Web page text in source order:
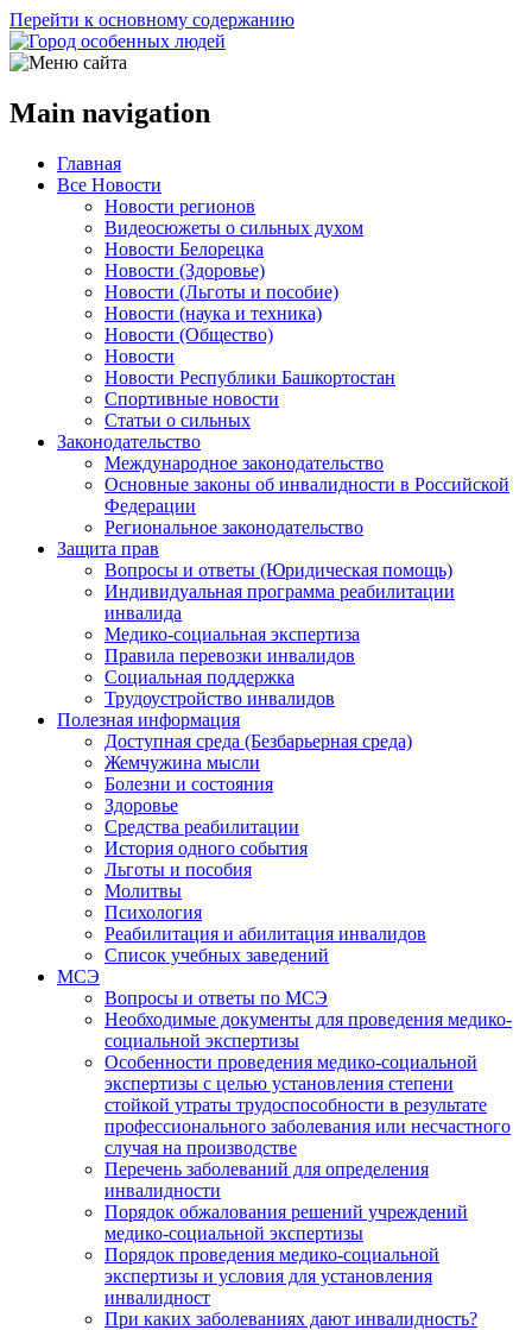
Перейти к основному содержанию
Main navigation
Главная
Все Новости
Новости регионов
Видеосюжеты о сильных духом
Новости Белорецка
Новости (Здоровье)
Новости (Льготы и пособие)
Новости (наука и техника)
Новости (Общество)
Новости
Новости Республики Башкортостан
Спортивные новости
Статьи о сильных
Законодательство
Международное законодательство
Основные законы об инвалидности в Российской
Федерации
Региональное законодательство
Защита прав
Вопросы и ответы (Юридическая помощь)
Индивидуальная программа реабилитации
инвалида
Медико-социальная экспертиза
Правила перевозки инвалидов
Социальная поддержка
Трудоустройство инвалидов
Полезная информация
Доступная среда (Безбарьерная среда)
Жемчужина мысли
Болезни и состояния
Здоровье
Средства реабилитации
История одного события
Льготы и пособия
Молитвы
Психология
Реабилитация и абилитация инвалидов
Список учебных заведений
МСЭ
Вопросы и ответы по МСЭ
Необходимые документы для проведения медико-
социальной экспертизы
Особенности проведения медико-социальной
экспертизы с целью установления степени
стойкой утраты трудоспособности в результате
профессионального заболевания или несчастного
случая на производстве
Перечень заболеваний для определения
инвалидности
Порядок обжалования решений учреждений
медико-социальной экспертизы
Порядок проведения медико-социальной
экспертизы и условия для установления
инвалидност
При каких заболеваниях дают инвалидность?